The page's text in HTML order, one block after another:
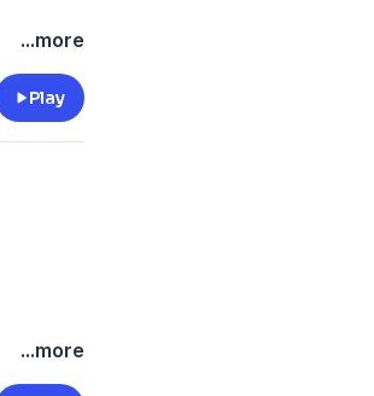
...more
Play
...more